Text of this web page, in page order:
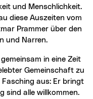
und Menschlichkeit.
diese Auszeiten vom
Prammer über den
und Narren.
Gemeinschaft zu
aus: Er bringt
sind alle willkommen.